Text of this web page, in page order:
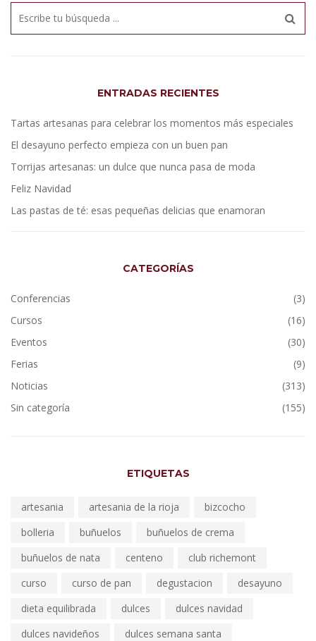
ENTRADAS RECIENTES
Tartas artesanas para celebrar los momentos más especiales
El desayuno perfecto empieza con un buen pan
Torrijas artesanas: un dulce que nunca pasa de moda
Feliz Navidad
Las pastas de té: esas pequeñas delicias que enamoran
CATEGORÍAS
Conferencias
(3)
Cursos
(16)
Eventos
(30)
Ferias
(9)
Noticias
(313)
Sin categoría
(155)
ETIQUETAS
artesania artesania de la rioja
bizcocho
bolleria
buñuelos
buñuelos de crema
buñuelos de nata
centeno
club richemont
curso
curso de pan degustacion
desayuno
dieta equilibrada
dulces
dulces navidad
dulces navideños
dulces semana santa